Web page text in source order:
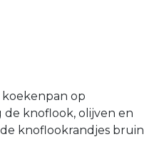
op
knoflook, olijven en
knoflookrandjes bruin